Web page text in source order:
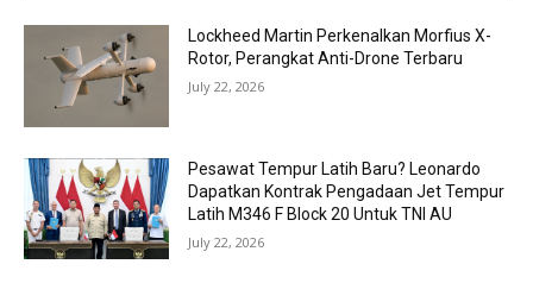
Lockheed Martin Perkenalkan Morfius X-
Rotor, Perangkat Anti-Drone Terbaru
July 22, 2026
Pesawat Tempur Latih Baru? Leonardo
Dapatkan Kontrak Pengadaan Jet Tempur
Latih M346 F Block 20 Untuk TNI AU
July 22, 2026